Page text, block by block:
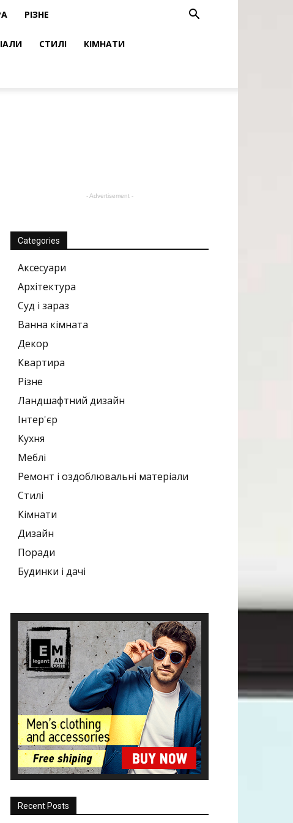
РІЗНЕ
СТИЛІ КІМНАТИ
- Advertisement -
Categories
Аксесуари
Архітектура
Суд і зараз
Ванна кімната
Декор
Квартира
Різне
Ландшафтний дизайн
Інтер'єр
Кухня
Меблі
Ремонт і оздоблювальні матеріали
Стилі
Кімнати
Дизайн
Поради
Будинки і дачі
Recent Posts